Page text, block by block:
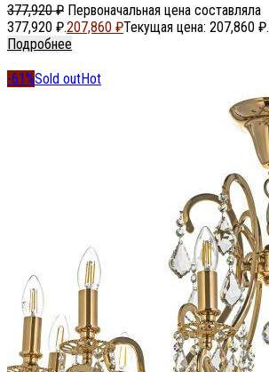
377,920₽ Первоначальная цена составляла
377,920 ₽.207,860 ₽Текущая цена: 207,860 ₽.
Подробнее
-61%Sold outHot